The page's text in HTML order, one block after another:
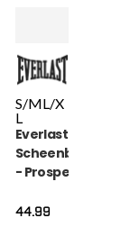
S/ML/X
L
Everlast
Scheenbeschermer
- Prospect Youth -
44.99